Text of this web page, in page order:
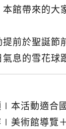
本館帶來的大
提前於聖誕節
息的雪花球
本活動適合
美術館導覽